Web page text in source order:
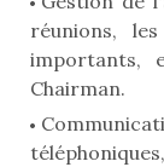
réunions,
importants,
Chairman.